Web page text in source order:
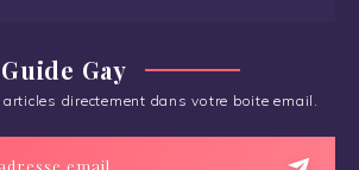
Gay
articles directement dans votre boite email.